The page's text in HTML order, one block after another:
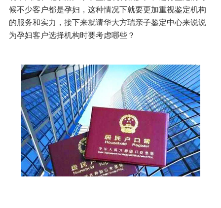
候不少客户都是孕妇，这种情况下就要更加重视鉴定机构
的服务和实力，接下来就请华大方瑞亲子鉴定中心来说说
为孕妇客户选择机构时要考虑哪些？